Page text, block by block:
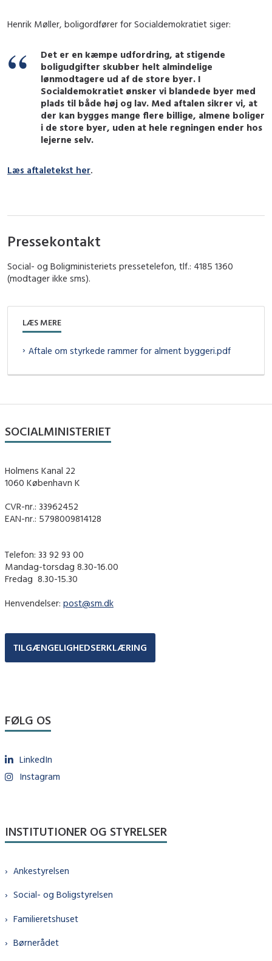
Henrik Møller, boligordfører for Socialdemokratiet siger:
Det er en kæmpe udfordring, at stigende
boligudgifter skubber helt almindelige
lønmodtagere ud af de store byer. I
Socialdemokratiet ønsker vi blandede byer med
plads til både høj og lav. Med aftalen sikrer vi, at
der kan bygges mange flere billige, almene boliger
i de store byer, uden at hele regningen ender hos
lejerne selv.
Læs aftaletekst her.
Pressekontakt
Social- og Boligministeriets pressetelefon, tlf.: 4185 1360
(modtager ikke sms).
LÆS MERE
Aftale om styrkede rammer for alment byggeri.pdf
SOCIALMINISTERIET
Holmens Kanal 22
1060 København K
CVR-nr.: 33962452
EAN-nr.: 5798009814128
Telefon: 33 92 93 00
Mandag-torsdag 8.30-16.00
Fredag ​ 8.30-15.30
Henvendelser: post@sm.dk
TILGÆNGELIGHEDSERKLÆRING
FØLG OS
LinkedIn
Instagram
INSTITUTIONER OG STYRELSER
Ankestyrelsen
Social- og Boligstyrelsen
Familieretshuset
Børnerådet